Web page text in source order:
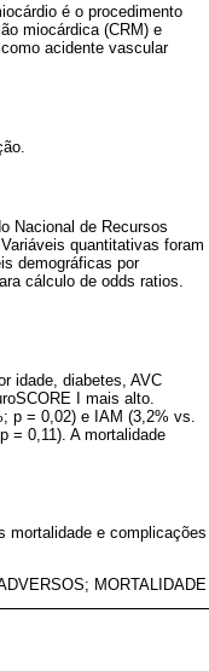
é o procedimento
miocárdica (CRM) e
acidente vascular
Nacional de Recursos
quantitativas foram
demográficas por
cálculo de odds ratios.
idade, diabetes, AVC
I mais alto.
p = 0,02) e IAM (3,2% vs.
= 0,11). A mortalidade
mortalidade e complicações
MORTALIDADE